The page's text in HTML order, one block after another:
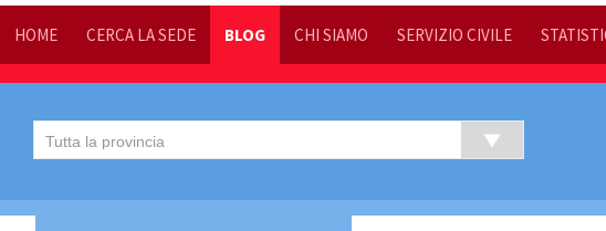
HOME CERCA LA SEDE BLOG CHI SIAMO SERVIZIO CIVILE